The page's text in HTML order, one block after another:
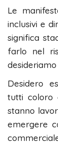
Le
inclusivi e
significa
farlo nel
Desidero
tutti coloro
stanno
emergere